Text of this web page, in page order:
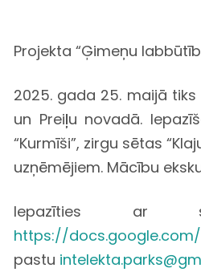
Projekta “Ģimeņu
2025. gada 25. maijā
un Preiļu novadā.
“Kurmīši”, zirgu sētas
uzņēmējiem. Mācību
Iepazīties ar
https://docs.google.com/
pastu